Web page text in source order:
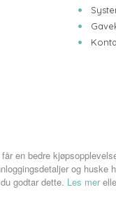
en bedre
og huske
godtar dette. Les mer